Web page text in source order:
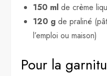
150 ml de crème
120 g de praliné
l’emploi ou maison)
Pour la